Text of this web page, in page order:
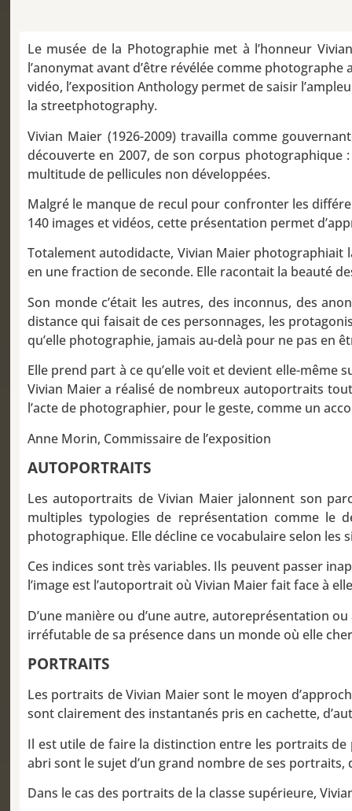
Le musée de la Photographie met à l’honneur
l’anonymat avant d’être révélée comme
vidéo, l’exposition Anthology permet de saisir
la streetphotography.
Vivian Maier (1926-2009) travailla comme
découverte en 2007, de son corpus photographique
multitude de pellicules non développées.
Malgré le manque de recul pour confronter les
140 images et vidéos, cette présentation permet
Totalement autodidacte, Vivian Maier photographiait
en une fraction de seconde. Elle racontait la beauté
Son monde c’était les autres, des inconnus, des
distance qui faisait de ces personnages, les
qu’elle photographie, jamais au-delà pour ne pas en
Elle prend part à ce qu’elle voit et devient elle-même
Vivian Maier a réalisé de nombreux autoportraits
l’acte de photographier, pour le geste, comme un
Anne Morin, Commissaire de l’exposition
AUTOPORTRAITS
Les autoportraits de Vivian Maier jalonnent son
multiples typologies de représentation comme le
photographique. Elle décline ce vocabulaire selon
Ces indices sont très variables. Ils peuvent passer
l’image est l’autoportrait où Vivian Maier fait face à
D’une manière ou d’une autre, autoreprésentation
irréfutable de sa présence dans un monde où elle
PORTRAITS
Les portraits de Vivian Maier sont le moyen
sont clairement des instantanés pris en cachette,
Il est utile de faire la distinction entre les portraits de
abri sont le sujet d’un grand nombre de ses
Dans le cas des portraits de la classe supérieure,